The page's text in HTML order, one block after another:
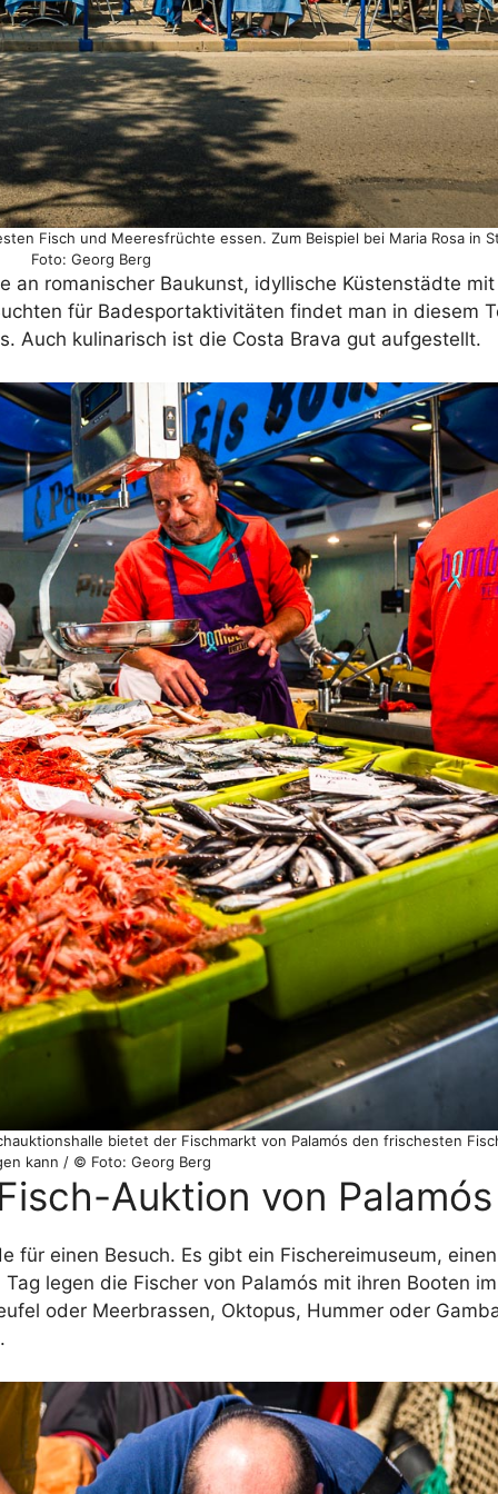
Fisch und Meeresfrüchte essen. Zum Beispiel bei Maria Rosa in
Foto: Georg Berg
an romanischer Baukunst, idyllische Küstenstädte
für Badesportaktivitäten findet man in diesem
Auch kulinarisch ist die Costa Brava gut aufgestellt.
bietet der Fischmarkt von Palamós den frischesten
kann / © Foto: Georg Berg
Auktion von Palamós
für einen Besuch. Es gibt ein Fischereimuseum,
legen die Fischer von Palamós mit ihren Booten
oder Meerbrassen, Oktopus, Hummer oder